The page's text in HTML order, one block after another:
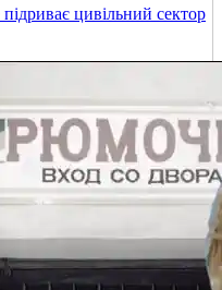
цивільний сектор